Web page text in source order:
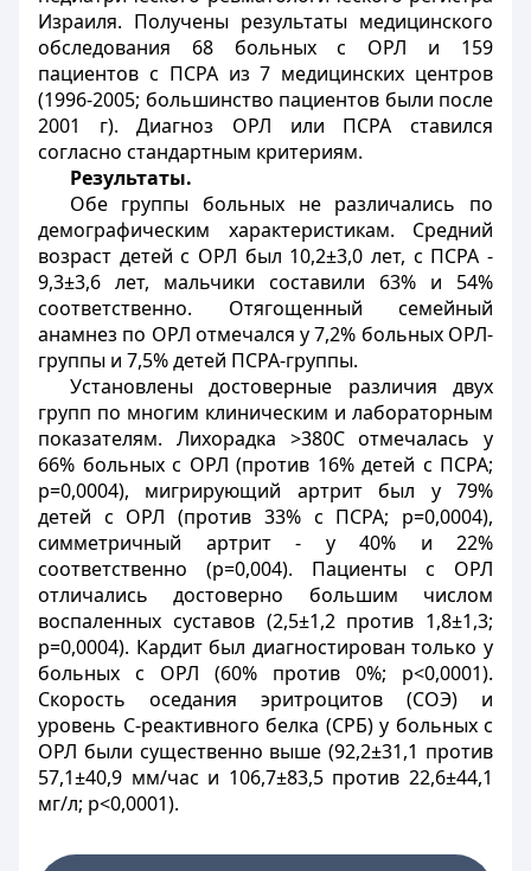
Израиля. Получены результаты медицинского
обследования 68 больных с ОРЛ и 159
пациентов с ПСРА из 7 медицинских центров
(1996-2005; большинство пациентов были после
2001 г). Диагноз ОРЛ или ПСРА ставился
согласно стандартным критериям.
Результаты.
Обе группы больных не различались по
демографическим характеристикам. Средний
возраст детей с ОРЛ был 10,2±3,0 лет, с ПСРА -
9,3±3,6 лет, мальчики составили 63% и 54%
соответственно. Отягощенный семейный
анамнез по ОРЛ отмечался у 7,2% больных ОРЛ-
группы и 7,5% детей ПСРА-группы.
Установлены достоверные различия двух
групп по многим клиническим и лабораторным
показателям. Лихорадка >380С отмечалась у
66% больных с ОРЛ (против 16% детей с ПСРА;
р=0,0004), мигрирующий артрит был у 79%
детей с ОРЛ (против 33% с ПСРА; р=0,0004),
симметричный артрит - у 40% и 22%
соответственно (р=0,004). Пациенты с ОРЛ
отличались достоверно большим числом
воспаленных суставов (2,5±1,2 против 1,8±1,3;
р=0,0004). Кардит был диагностирован только у
больных с ОРЛ (60% против 0%; р<0,0001).
Скорость оседания эритроцитов (СОЭ) и
уровень С-реактивного белка (СРБ) у больных с
ОРЛ были существенно выше (92,2±31,1 против
57,1±40,9 мм/час и 106,7±83,5 против 22,6±44,1
мг/л; р<0,0001).